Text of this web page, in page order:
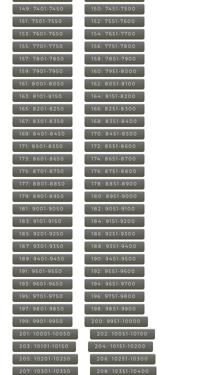
149: 7401-7450 150: 7451-7500
151: 7501-7550 152: 7551-7600
153: 7601-7650 154: 7651-7700
155: 7701-7750 156: 7751-7800
157: 7801-7850 158: 7851-7900
159: 7901-7950 160: 7951-8000
161: 8001-8050 162: 8051-8100
163: 8101-8150 164: 8151-8200
165: 8201-8250 166: 8251-8300
167: 8301-8350 168: 8351-8400
169: 8401-8450 170: 8451-8500
171: 8501-8550 172: 8551-8600
173: 8601-8650 174: 8651-8700
175: 8701-8750 176: 8751-8800
177: 8801-8850 178: 8851-8900
179: 8901-8950 180: 8951-9000
181: 9001-9050 182: 9051-9100
183: 9101-9150 184: 9151-9200
185: 9201-9250 186: 9251-9300
187: 9301-9350 188: 9351-9400
189: 9401-9450 190: 9451-9500
191: 9501-9550 192: 9551-9600
193: 9601-9650 194: 9651-9700
195: 9701-9750 196: 9751-9800
197: 9801-9850 198: 9851-9900
199: 9901-9950 200: 9951-10000
201: 10001-10050 202: 10051-10100
203: 10101-10150 204: 10151-10200
205: 10201-10250 206: 10251-10300
207: 10301-10350 208: 10351-10400